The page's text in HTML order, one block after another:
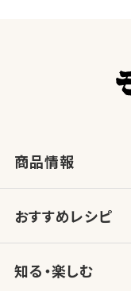
商品情報
おすすめレシピ
知る・楽しむ